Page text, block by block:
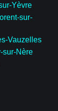
Yèvre
sur-
Vauzelles
sur-Nère